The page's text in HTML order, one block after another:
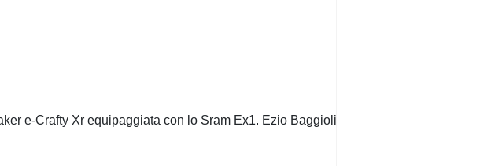
e-Crafty Xr equipaggiata con lo Sram Ex1. Ezio Baggioli